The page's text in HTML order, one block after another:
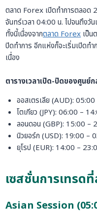
ตลาด Forex เปิดทำการตลอด
จันทร์เวลา 04:00 น. ไปจนถึงวัน
ทั้งนี้เนื่องจากตลาด Forexเป็น
ปิดทำการ อีกแห่งก็จะเริ่มเปิดทำ
เนื่อง
ตารางเวลาเปิด-ปิดของศูนย์
ออสเตรเลีย (AUD):
โตเกียว (JPY): 06:00 –
ลอนดอน (GBP): 15:00 –
นิวยอร์ก (USD): 19:00 –
ยุโรป (EUR): 14:00 –
เซสชั่นการเทร
Asian Session